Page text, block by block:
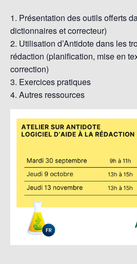
Présentation des outils offerts
dictionnaires et correcteur)
Utilisation d’Antidote dans les
rédaction (planification, mise en
correction)
Exercices pratiques
Autres ressources